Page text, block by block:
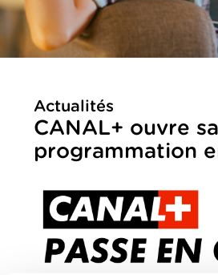
Actualités
CANAL+ ouvre sa
programmation